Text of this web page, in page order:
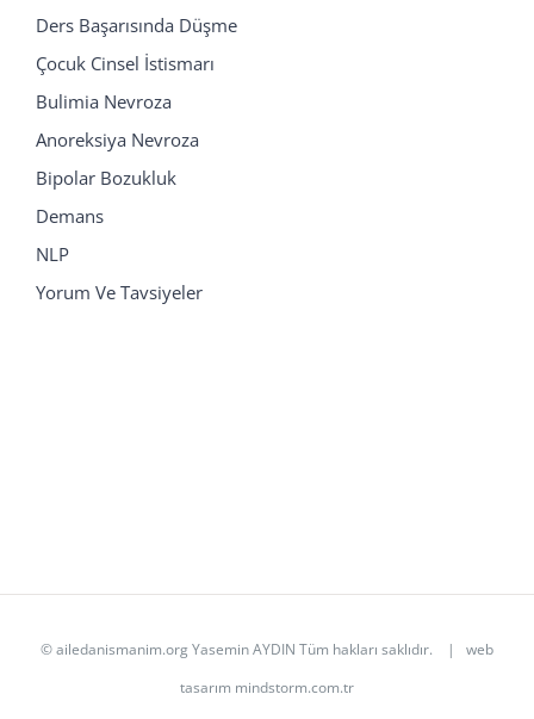
Ders Başarısında Düşme
Çocuk Cinsel İstismarı
Bulimia Nevroza
Anoreksiya Nevroza
Bipolar Bozukluk
Demans
NLP
Yorum Ve Tavsiyeler
© ailedanismanim.org Yasemin AYDIN Tüm hakları saklıdır. | web
tasarım mindstorm.com.tr